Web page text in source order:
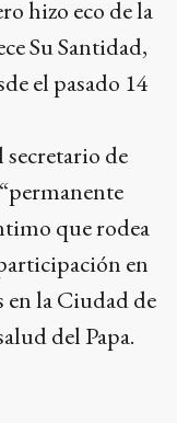
hizo eco de la
Su Santidad,
el pasado 14
de
que rodea
en
en la Ciudad de
del Papa.